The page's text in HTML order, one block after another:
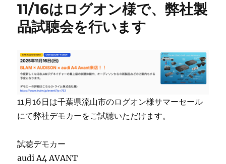
11/16はログオン様で、弊社製
品試聴会を行います
11月16日は千葉県流山市のログオン様サマーセール
にて弊社デモカーをご試聴いただけます。
試聴デモカー
audi A4 AVANT